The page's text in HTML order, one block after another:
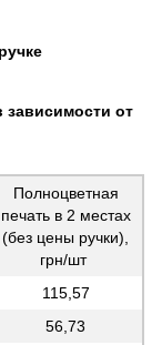
зависимости от
Полноцветная
печать в 2 местах
(без цены ручки),
грн/шт
115,57
56,73